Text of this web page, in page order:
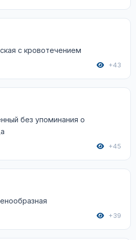
с кровотечением
+43
без упоминания о
+45
+39